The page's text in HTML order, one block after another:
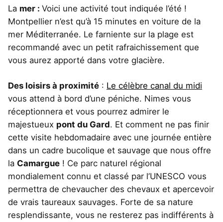
La mer : Voici une activité tout indiquée l’été !
Montpellier n’est qu’à 15 minutes en voiture de la
mer Méditerranée. Le farniente sur la plage est
recommandé avec un petit rafraichissement que
vous aurez apporté dans votre glacière.
Des loisirs à proximité : Le célèbre canal du midi
vous attend à bord d’une péniche. Nimes vous
réceptionnera et vous pourrez admirer le
majestueux pont du Gard. Et comment ne pas finir
cette visite hebdomadaire avec une journée entière
dans un cadre bucolique et sauvage que nous offre
la Camargue ! Ce parc naturel régional
mondialement connu et classé par l’UNESCO vous
permettra de chevaucher des chevaux et apercevoir
de vrais taureaux sauvages. Forte de sa nature
resplendissante, vous ne resterez pas indifférents à